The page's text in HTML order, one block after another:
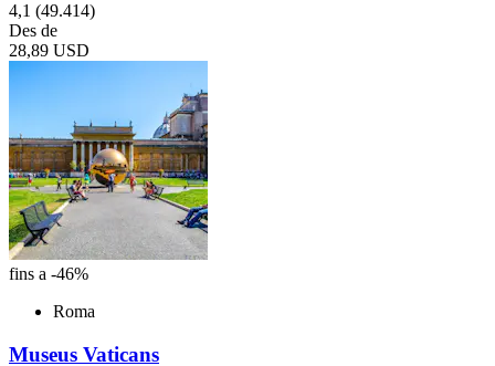
4,1 (49.414)
Des de
28,89 USD
fins a -46%
Roma
Museus Vaticans